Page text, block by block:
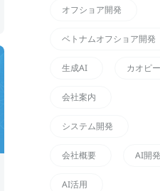
オフショア開発
ベトナムオフショア開発
生成AI カオピ
会社案内
システム開発
会社概要 AI開発
AI活用